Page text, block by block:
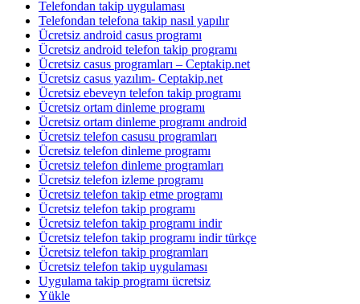
Telefondan takip uygulaması
Telefondan telefona takip nasıl yapılır
Ücretsiz android casus programı
Ücretsiz android telefon takip programı
Ücretsiz casus programları – Ceptakip.net
Ücretsiz casus yazılım- Ceptakip.net
Ücretsiz ebeveyn telefon takip programı
Ücretsiz ortam dinleme programı
Ücretsiz ortam dinleme programı android
Ücretsiz telefon casusu programları
Ücretsiz telefon dinleme programı
Ücretsiz telefon dinleme programları
Ücretsiz telefon izleme programı
Ücretsiz telefon takip etme programı
Ücretsiz telefon takip programı
Ücretsiz telefon takip programı indir
Ücretsiz telefon takip programı indir türkçe
Ücretsiz telefon takip programları
Ücretsiz telefon takip uygulaması
Uygulama takip programı ücretsiz
Yükle